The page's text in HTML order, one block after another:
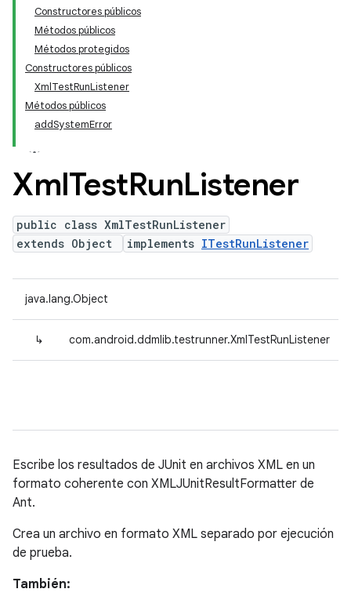
Constructores públicos
Métodos públicos
Métodos protegidos
Constructores públicos
XmlTestRunListener
Métodos públicos
addSystemError
XmlTestRunListener
public class XmlTestRunListener
extends Object
implements ITestRunListener
java.lang.Object
↳ com.android.ddmlib.testrunner.XmlTestRunListener
Escribe los resultados de JUnit en archivos XML en un
formato coherente con XMLJUnitResultFormatter de
Ant.
Crea un archivo en formato XML separado por ejecución
de prueba.
También: